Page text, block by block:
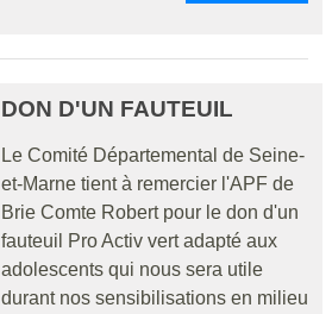
DON D'UN FAUTEUIL
Le Comité Départemental de Seine-
et-Marne tient à remercier l'APF de
Brie Comte Robert pour le don d'un
fauteuil Pro Activ vert adapté aux
adolescents qui nous sera utile
durant nos sensibilisations en milieu